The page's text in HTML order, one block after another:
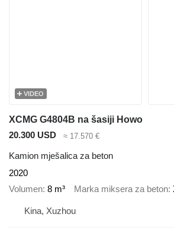
VIDEO
XCMG G4804B na šasiji Howo
20.300 USD
≈ 17.570 €
Kamion mješalica za beton
2020
Volumen 8 m³ Marka miksera za beton
Kina, Xuzhou